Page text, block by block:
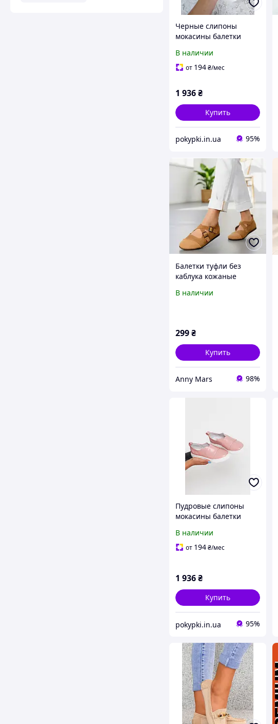
Черные слипоны
мокасины балетки
рептилию
качественная обувь
В наличии
от 194₴/мес
1 936₴
Купить
pokypki.in.ua 95%
Балетки туфли без
каблука кожаные
женские
В наличии
299₴
Купить
Anny Mars 98%
Пудровые слипоны
мокасины балетки
нежно розовый
маленькие размеры 32
В наличии
от 194₴/мес
1 936₴
Купить
pokypki.in.ua 95%